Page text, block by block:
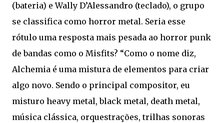
(bateria) e Wally D’Alessandro (teclado), o grupo
se classifica como horror metal. Seria esse
rótulo uma resposta mais pesada ao horror punk
de bandas como o Misfits? “Como o nome diz,
Alchemia é uma mistura de elementos para criar
algo novo. Sendo o principal compositor, eu
misturo heavy metal, black metal, death metal,
música clássica, orquestrações, trilhas sonoras